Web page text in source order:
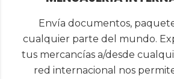
Envía documentos,
cualquier parte del mundo.
tus mercancías a/desde
red internacional nos